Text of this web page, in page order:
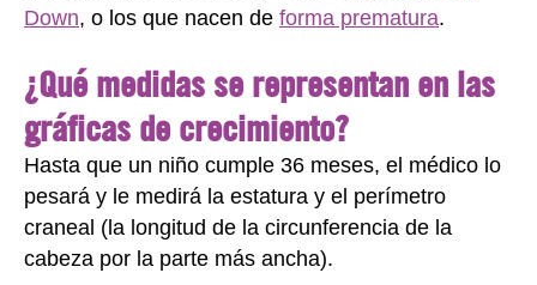
Down, o los que nacen de forma prematura.
¿Qué medidas se representan en las
gráficas de crecimiento?
Hasta que un niño cumple 36 meses, el médico lo
pesará y le medirá la estatura y el perímetro
craneal (la longitud de la circunferencia de la
cabeza por la parte más ancha).